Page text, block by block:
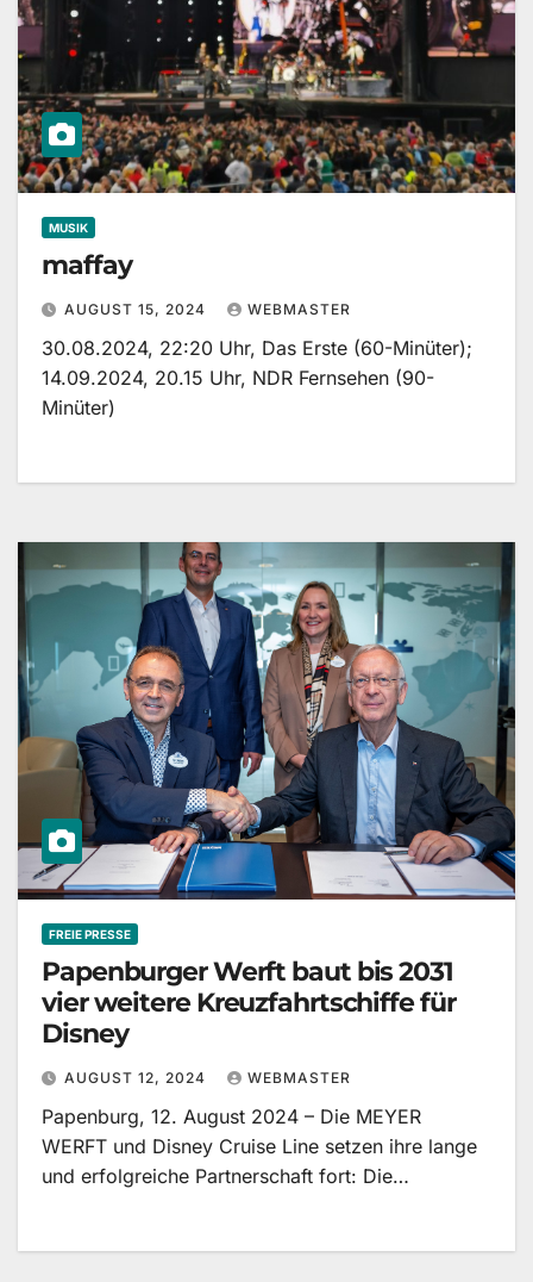
MUSIK
maffay
AUGUST 15, 2024 WEBMASTER
30.08.2024, 22:20 Uhr, Das Erste (60-Minüter);
14.09.2024, 20.15 Uhr, NDR Fernsehen (90-
Minüter)
FREIE PRESSE
Papenburger Werft baut bis 2031
vier weitere Kreuzfahrtschiffe für
Disney
AUGUST 12, 2024 WEBMASTER
Papenburg, 12. August 2024 – Die MEYER
WERFT und Disney Cruise Line setzen ihre lange
und erfolgreiche Partnerschaft fort: Die…